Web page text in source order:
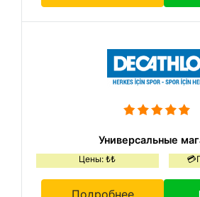
Универсальные
Цены: ₺₺
Подробнее